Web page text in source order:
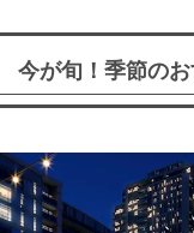
今が旬！季節の